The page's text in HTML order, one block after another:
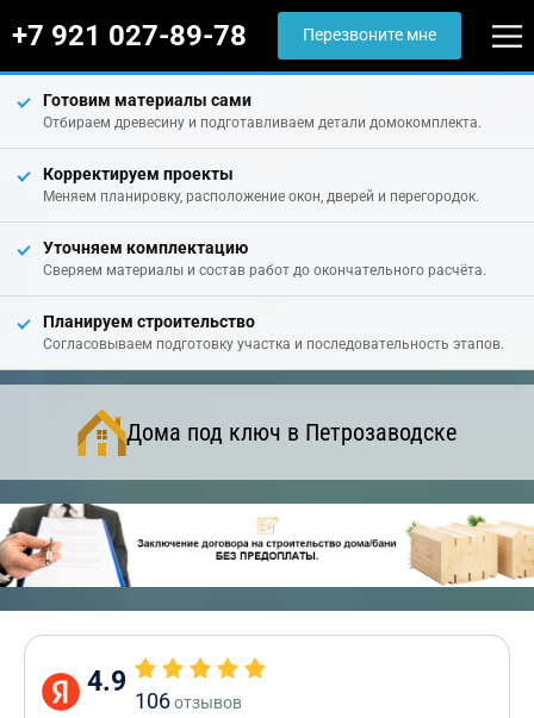
+7 921 027-89-78 Перезвоните мне
Готовим материалы сами
Отбираем древесину и подготавливаем детали домокомплекта.
Корректируем проекты
Меняем планировку, расположение окон, дверей и перегородок.
Уточняем комплектацию
Сверяем материалы и состав работ до окончательного расчёта.
Планируем строительство
Согласовываем подготовку участка и последовательность этапов.
Дома под ключ в Петрозаводске
4.9
106отзывов